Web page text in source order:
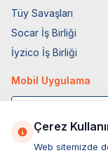
Tüy Savaşları
Socar İş Birliği
İyzico İş Birliği
Mobil Uygulama
Çerez
Web sitemizde